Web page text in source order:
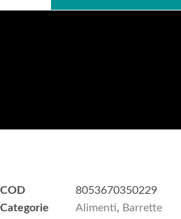
COD
8053670350229
Categorie
Alimenti, Barrette